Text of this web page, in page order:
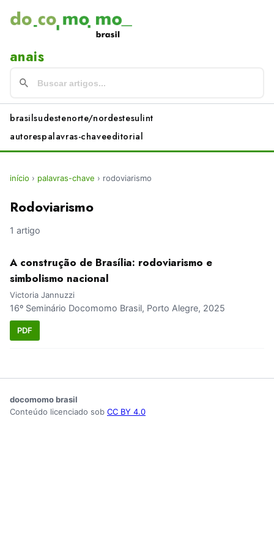
anais
brasilsudestenorte/nordestesulint
autorespalavras-chaveeditorial
início › palavras-chave › rodoviarismo
Rodoviarismo
1 artigo
A construção de Brasília: rodoviarismo e
simbolismo nacional
Victoria Jannuzzi
16º Seminário Docomomo Brasil, Porto Alegre, 2025
PDF
docomomo brasil
Conteúdo licenciado sob CC BY 4.0